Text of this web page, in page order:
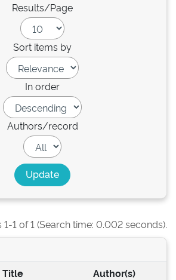
Results/Page
Sort items by
In order
Authors/record
1-1 of 1 (Search time: 0.002 seconds).
Title Author(s)